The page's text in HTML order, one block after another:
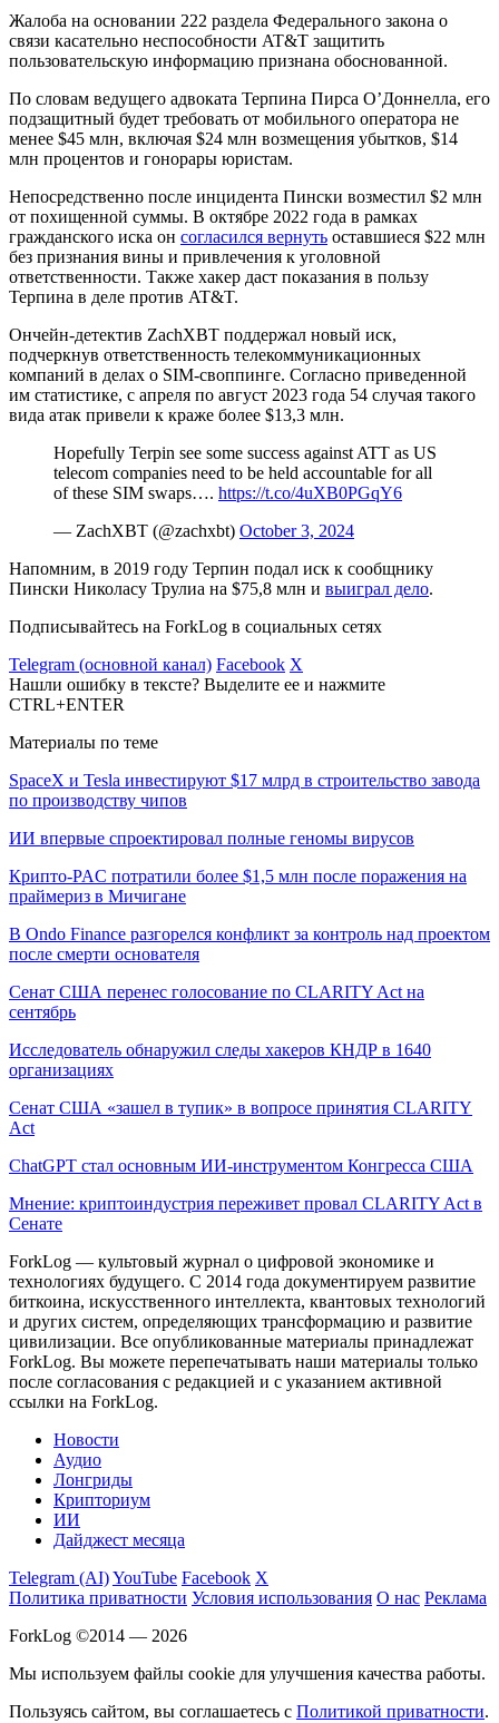
Жалоба на основании 222 раздела Федерального закона о
связи касательно неспособности AT&T защитить
пользовательскую информацию признана обоснованной.
По словам ведущего адвоката Терпина Пирса О’Доннелла, его
подзащитный будет требовать от мобильного оператора не
менее $45 млн, включая $24 млн возмещения убытков, $14
млн процентов и гонорары юристам.
Непосредственно после инцидента Пински возместил $2 млн
от похищенной суммы. В октябре 2022 года в рамках
гражданского иска он согласился вернуть оставшиеся $22 млн
без признания вины и привлечения к уголовной
ответственности. Также хакер даст показания в пользу
Терпина в деле против AT&T.
Ончейн-детектив ZachXBT поддержал новый иск,
подчеркнув ответственность телекоммуникационных
компаний в делах о SIM-своппинге. Согласно приведенной
им статистике, с апреля по август 2023 года 54 случая такого
вида атак привели к краже более $13,3 млн.
Hopefully Terpin see some success against ATT as US
telecom companies need to be held accountable for all
of these SIM swaps…. https://t.co/4uXB0PGqY6
— ZachXBT (@zachxbt) October 3, 2024
Напомним, в 2019 году Терпин подал иск к сообщнику
Пински Николасу Трулиа на $75,8 млн и выиграл дело.
Подписывайтесь на ForkLog в социальных сетях
Telegram (основной канал) Facebook X
Нашли ошибку в тексте? Выделите ее и нажмите
CTRL+ENTER
Материалы по теме
SpaceX и Tesla инвестируют $17 млрд в строительство завода
по производству чипов
ИИ впервые спроектировал полные геномы вирусов
Крипто-PAC потратили более $1,5 млн после поражения на
праймериз в Мичигане
В Ondo Finance разгорелся конфликт за контроль над проектом
после смерти основателя
Сенат США перенес голосование по CLARITY Act на
сентябрь
Исследователь обнаружил следы хакеров КНДР в 1640
организациях
Сенат США «зашел в тупик» в вопросе принятия CLARITY
Act
ChatGPT стал основным ИИ-инструментом Конгресса США
Мнение: криптоиндустрия переживет провал CLARITY Act в
Сенате
ForkLog — культовый журнал о цифровой экономике и
технологиях будущего. С 2014 года документируем развитие
биткоина, искусственного интеллекта, квантовых технологий
и других систем, определяющих трансформацию и развитие
цивилизации. Все опубликованные материалы принадлежат
ForkLog. Вы можете перепечатывать наши материалы только
после согласования с редакцией и с указанием активной
ссылки на ForkLog.
Новости
Аудио
Лонгриды
Крипториум
ИИ
Дайджест месяца
Telegram (AI)YouTube Facebook X
Политика приватности Условия использования О нас Реклама
ForkLog ©2014 — 2026
Мы используем файлы cookie для улучшения качества работы.
Пользуясь сайтом, вы соглашаетесь с Политикой приватности.